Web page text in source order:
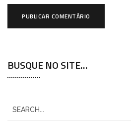
BUSQUE NO SITE…